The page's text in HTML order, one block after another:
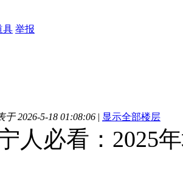
具 举报
于 2026-5-18 01:08:06 | 显示全部楼层
人必看：2025